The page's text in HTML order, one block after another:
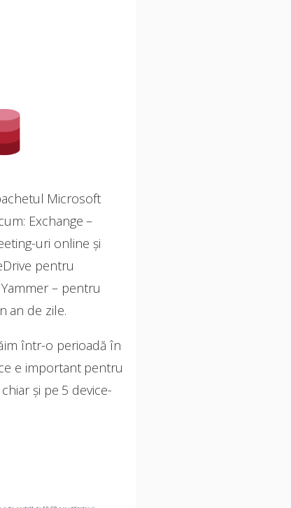
Microsoft
Exchange –
uri online și
pentru
– pentru
an de zile.
într-o perioadă în
e important pentru
și pe 5 device-